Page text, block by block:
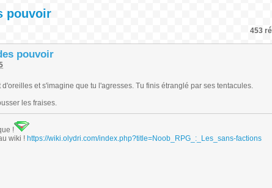
pouvoir
453
pouvoir
et s'imagine que tu l'agresses. Tu finis étranglé par ses tentacules.
les fraises.
!
wiki ! https://wiki.olydri.com/index.php?title=Noob_RPG_:_Les_sans-factions